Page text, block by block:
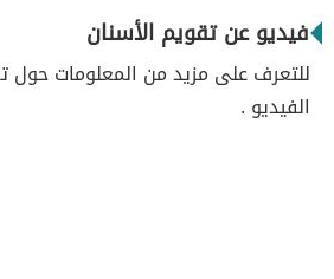
فيديو عن تقويم الأسنان
للتعرف على مزيد من المعلومات حول
الفيديو .